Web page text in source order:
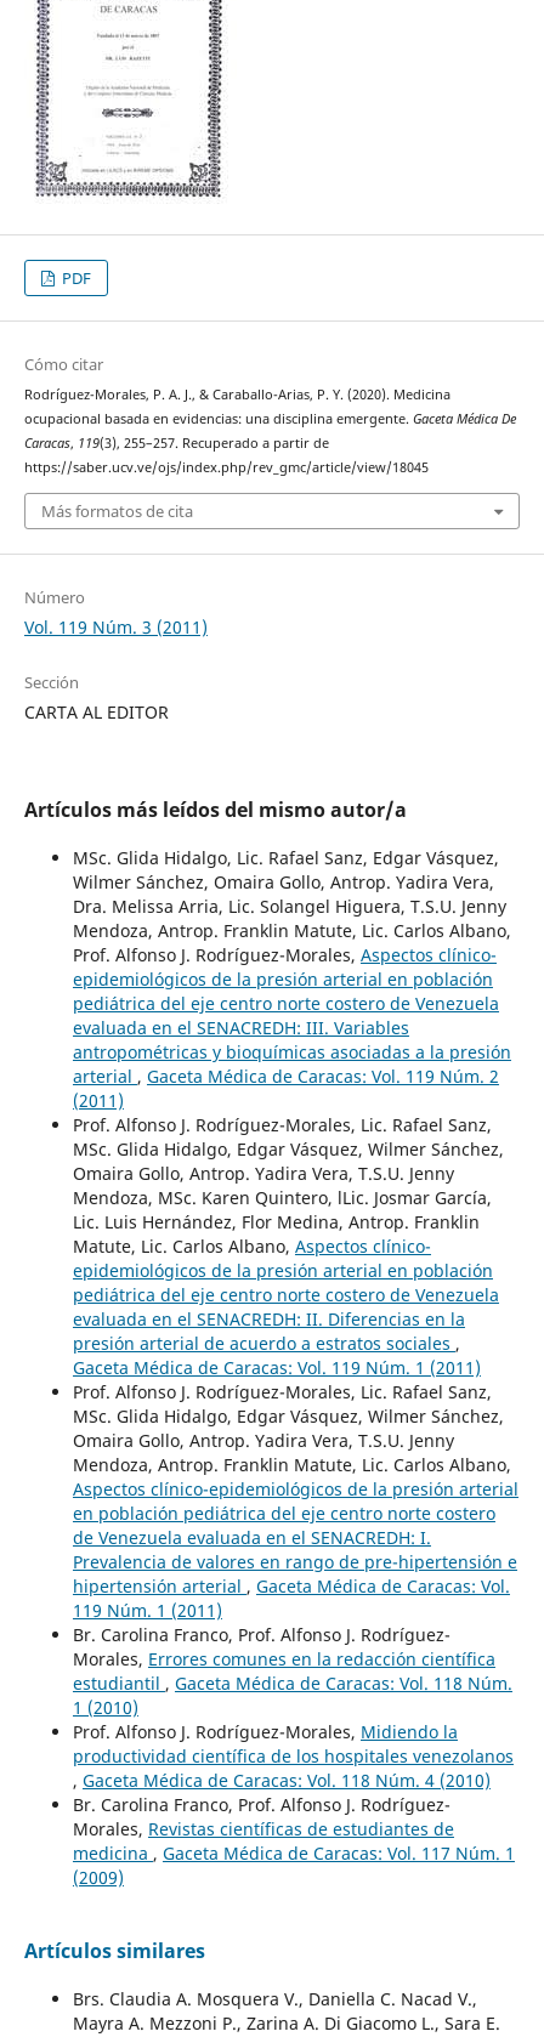
PDF
Cómo citar
Rodríguez-Morales, P. A. J., & Caraballo-Arias, P. Y. (2020). Medicina
ocupacional basada en evidencias: una disciplina emergente. Gaceta Médica De
Caracas, 119(3), 255–257. Recuperado a partir de
https://saber.ucv.ve/ojs/index.php/rev_gmc/article/view/18045
Más formatos de cita
Número
Vol. 119 Núm. 3 (2011)
Sección
CARTA AL EDITOR
Artículos más leídos del mismo autor/a
MSc. Glida Hidalgo, Lic. Rafael Sanz, Edgar Vásquez,
Wilmer Sánchez, Omaira Gollo, Antrop. Yadira Vera,
Dra. Melissa Arria, Lic. Solangel Higuera, T.S.U. Jenny
Mendoza, Antrop. Franklin Matute, Lic. Carlos Albano,
Prof. Alfonso J. Rodríguez-Morales, Aspectos clínico-
epidemiológicos de la presión arterial en población
pediátrica del eje centro norte costero de Venezuela
evaluada en el SENACREDH: III. Variables
antropométricas y bioquímicas asociadas a la presión
arterial , Gaceta Médica de Caracas: Vol. 119 Núm. 2
(2011)
Prof. Alfonso J. Rodríguez-Morales, Lic. Rafael Sanz,
MSc. Glida Hidalgo, Edgar Vásquez, Wilmer Sánchez,
Omaira Gollo, Antrop. Yadira Vera, T.S.U. Jenny
Mendoza, MSc. Karen Quintero, lLic. Josmar García,
Lic. Luis Hernández, Flor Medina, Antrop. Franklin
Matute, Lic. Carlos Albano, Aspectos clínico-
epidemiológicos de la presión arterial en población
pediátrica del eje centro norte costero de Venezuela
evaluada en el SENACREDH: II. Diferencias en la
presión arterial de acuerdo a estratos sociales ,
Gaceta Médica de Caracas: Vol. 119 Núm. 1 (2011)
Prof. Alfonso J. Rodríguez-Morales, Lic. Rafael Sanz,
MSc. Glida Hidalgo, Edgar Vásquez, Wilmer Sánchez,
Omaira Gollo, Antrop. Yadira Vera, T.S.U. Jenny
Mendoza, Antrop. Franklin Matute, Lic. Carlos Albano,
Aspectos clínico-epidemiológicos de la presión arterial
en población pediátrica del eje centro norte costero
de Venezuela evaluada en el SENACREDH: I.
Prevalencia de valores en rango de pre-hipertensión e
hipertensión arterial , Gaceta Médica de Caracas: Vol.
119 Núm. 1 (2011)
Br. Carolina Franco, Prof. Alfonso J. Rodríguez-
Morales, Errores comunes en la redacción científica
estudiantil , Gaceta Médica de Caracas: Vol. 118 Núm.
1 (2010)
Prof. Alfonso J. Rodríguez-Morales, Midiendo la
productividad científica de los hospitales venezolanos
, Gaceta Médica de Caracas: Vol. 118 Núm. 4 (2010)
Br. Carolina Franco, Prof. Alfonso J. Rodríguez-
Morales, Revistas científicas de estudiantes de
medicina , Gaceta Médica de Caracas: Vol. 117 Núm. 1
(2009)
Artículos similares
Brs. Claudia A. Mosquera V., Daniella C. Nacad V.,
Mayra A. Mezzoni P., Zarina A. Di Giacomo L., Sara E.